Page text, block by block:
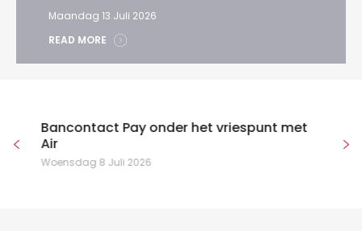
Maandag 13 Juli 2026
READ MORE
Bancontact Pay onder het vriespunt met
Air
Woensdag 8 Juli 2026